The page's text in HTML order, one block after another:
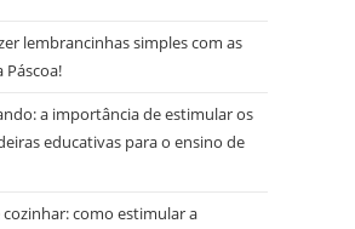
lembrancinhas simples com as
Páscoa!
a importância de estimular os
educativas para o ensino de
cozinhar: como estimular a